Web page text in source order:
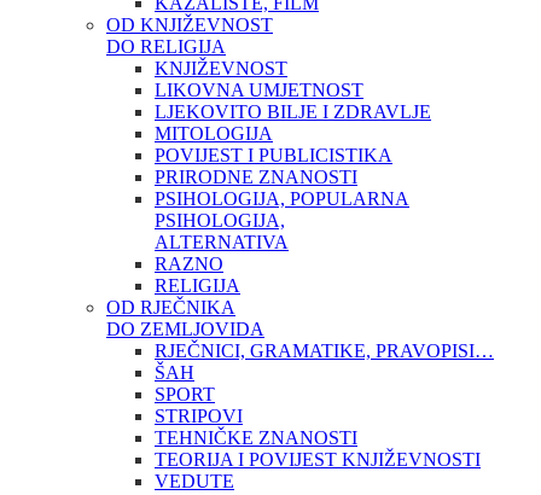
OD KNJIŽEVNOST
DO RELIGIJA
KNJIŽEVNOST
LIKOVNA UMJETNOST
LJEKOVITO BILJE I ZDRAVLJE
MITOLOGIJA
POVIJEST I PUBLICISTIKA
PRIRODNE ZNANOSTI
PSIHOLOGIJA, POPULARNA
PSIHOLOGIJA,
ALTERNATIVA
RAZNO
RELIGIJA
OD RJEČNIKA
DO ZEMLJOVIDA
RJEČNICI, GRAMATIKE, PRAVOPISI…
ŠAH
SPORT
STRIPOVI
TEHNIČKE ZNANOSTI
TEORIJA I POVIJEST KNJIŽEVNOSTI
VEDUTE